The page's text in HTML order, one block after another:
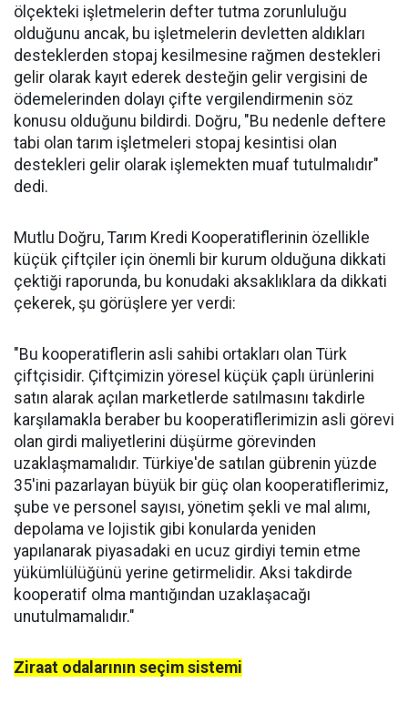
ölçekteki işletmelerin defter tutma zorunluluğu
olduğunu ancak, bu işletmelerin devletten aldıkları
desteklerden stopaj kesilmesine rağmen destekleri
gelir olarak kayıt ederek desteğin gelir vergisini de
ödemelerinden dolayı çifte vergilendirmenin söz
konusu olduğunu bildirdi. Doğru, "Bu nedenle deftere
tabi olan tarım işletmeleri stopaj kesintisi olan
destekleri gelir olarak işlemekten muaf tutulmalıdır"
dedi.
Mutlu Doğru, Tarım Kredi Kooperatiflerinin özellikle
küçük çiftçiler için önemli bir kurum olduğuna dikkati
çektiği raporunda, bu konudaki aksaklıklara da dikkati
çekerek, şu görüşlere yer verdi:
"Bu kooperatiflerin asli sahibi ortakları olan Türk
çiftçisidir. Çiftçimizin yöresel küçük çaplı ürünlerini
satın alarak açılan marketlerde satılmasını takdirle
karşılamakla beraber bu kooperatiflerimizin asli görevi
olan girdi maliyetlerini düşürme görevinden
uzaklaşmamalıdır. Türkiye'de satılan gübrenin yüzde
35'ini pazarlayan büyük bir güç olan kooperatiflerimiz,
şube ve personel sayısı, yönetim şekli ve mal alımı,
depolama ve lojistik gibi konularda yeniden
yapılanarak piyasadaki en ucuz girdiyi temin etme
yükümlülüğünü yerine getirmelidir. Aksi takdirde
kooperatif olma mantığından uzaklaşacağı
unutulmamalıdır."
Ziraat odalarının seçim sistemi